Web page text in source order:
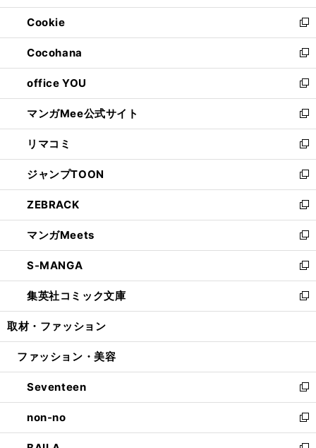
開
く
ウ
で
開
く
ン
ド
ウ
で
開
く
ウ
ィ
ン
ド
ウ
で
開
く
Cookie
新
し
い
ウ
ィ
ン
ド
ウ
で
開
く
Cocohana
新
し
い
ウ
ィ
ン
ド
ウ
で
開
く
office YOU
新
し
い
ウ
ィ
ン
ド
ウ
で
開
く
マンガMee公式サイト
新
し
い
ウ
ィ
ン
ド
ウ
で
開
く
リマコミ
新
し
い
ウ
ィ
ン
ド
ウ
で
開
く
ジャンプTOON
新
し
い
ウ
ィ
ン
ド
ウ
で
開
ZEBRACK
新
し
い
ウ
ィ
ン
ド
ウ
開
マンガMeets
新
し
い
ウ
ィ
ン
ウ
開
く
S-MANGA
新
し
い
ウ
ン
ウ
で
開
く
集英社コミック文庫
新
し
ウ
ン
ド
ウ
で
開
取材・ファッション
ファッション・美容
Seventeen
新
し
い
ウ
non-no
新
し